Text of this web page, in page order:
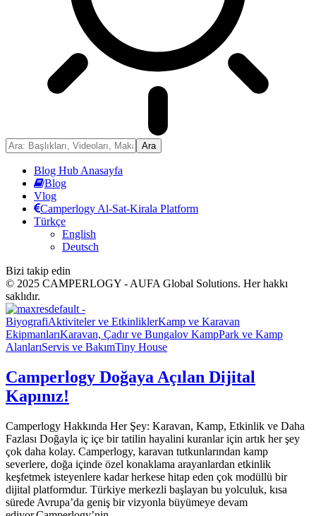
Blog Hub Anasayfa
Blog
Vlog
Camperlogy Al-Sat-Kirala Platform
Türkçe
English
Deutsch
Bizi takip edin
© 2025 CAMPERLOGY - AUFA Global Solutions. Her hakkı
saklıdır.
BiyografiAktiviteler ve EtkinliklerKamp ve Karavan
EkipmanlarıKaravan, Çadır ve Bungalov KampPark ve Kamp
AlanlarıServis ve BakımTiny House
Camperlogy Doğaya Açılan Dijital
Kapınız!
Camperlogy Hakkında Her Şey: Karavan, Kamp, Etkinlik ve Daha
Fazlası Doğayla iç içe bir tatilin hayalini kuranlar için artık her şey
çok daha kolay. Camperlogy, karavan tutkunlarından kamp
severlere, doğa içinde özel konaklama arayanlardan etkinlik
keşfetmek isteyenlere kadar herkese hitap eden çok modüllü bir
dijital platformdur. Türkiye merkezli başlayan bu yolculuk, kısa
sürede Avrupa’da geniş bir vizyonla büyümeye devam